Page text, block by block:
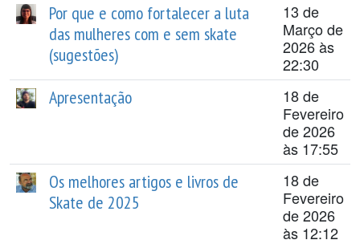
Por que e como fortalecer a luta
das mulheres com e sem skate
(sugestões)
13 de
Março de
2026 às
22:30
Apresentação
18 de
Fevereiro
de 2026
às 17:55
Os melhores artigos e livros de
Skate de 2025
18 de
Fevereiro
de 2026
às 12:12